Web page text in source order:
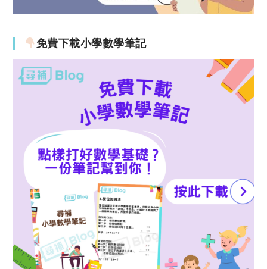
免費下載小學數學筆記